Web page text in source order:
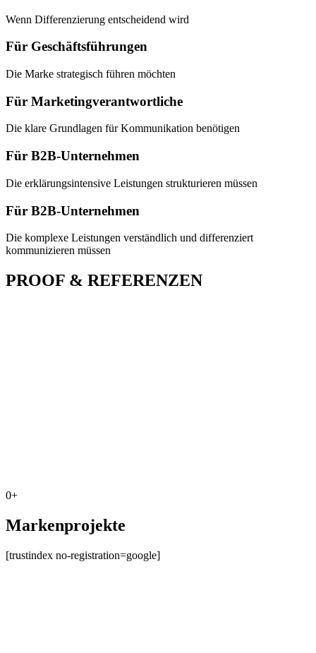
Wenn Differenzierung entscheidend wird
Für Geschäftsführungen
Die Marke strategisch führen möchten
Für Marketingverantwortliche
Die klare Grundlagen für Kommunikation benötigen
Für B2B-Unternehmen
Die erklärungsintensive Leistungen strukturieren müssen
Für B2B-Unternehmen
Die komplexe Leistungen verständlich und differenziert
kommunizieren müssen
PROOF & REFERENZEN
0+
Markenprojekte
[trustindex no-registration=google]